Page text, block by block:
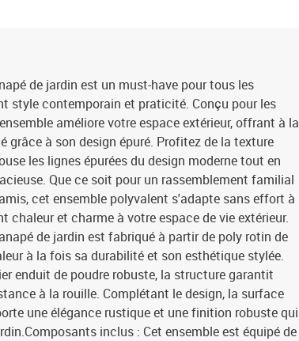
de jardin est un must-have pour tous les
style contemporain et praticité. Conçu pour les
améliore votre espace extérieur, offrant à la
à son design épuré. Profitez de la texture
les lignes épurées du design moderne tout en
Que ce soit pour un rassemblement familial
cet ensemble polyvalent s'adapte sans effort à
chaleur et charme à votre espace de vie extérieur.
de jardin est fabriqué à partir de poly rotin de
à la fois sa durabilité et son esthétique stylée.
enduit de poudre robuste, la structure garantit
à la rouille. Complétant le design, la surface
une élégance rustique et une finition robuste qui
inclus : Cet ensemble est équipé de